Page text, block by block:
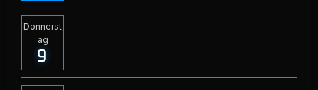
Donnerst
ag
9